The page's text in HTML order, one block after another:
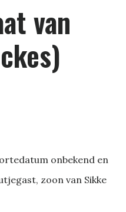
van
onbekend en
zoon van Sikke